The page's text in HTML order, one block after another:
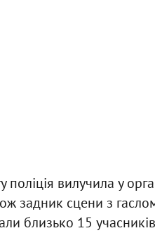
вилучила у
задник сцени з
близько 15 учасників